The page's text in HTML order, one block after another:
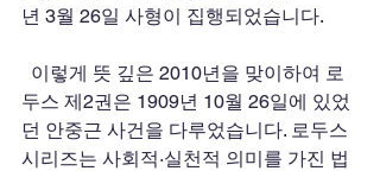
년 3월 26일 사형이 집행되었습니다.
두스 제2권은 1909년 10월 26일에 있었
던 안중근 사건을 다루었습니다. 로두스
시리즈는 사회적·실천적 의미를 가진 법